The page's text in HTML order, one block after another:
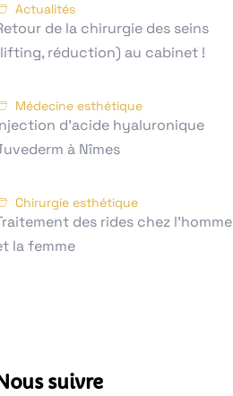
Actualités
de la chirurgie des seins
réduction) au cabinet !
Médecine esthétique
d’acide hyaluronique
à Nîmes
Chirurgie esthétique
des rides chez l'homme
la femme
suivre